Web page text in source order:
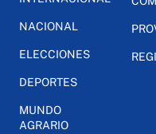
NACIONAL
ELECCIONES
DEPORTES
MUNDO
AGRARIO